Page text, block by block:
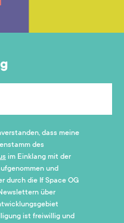
dass meine
des
im Einklang mit der
und
durch die If Space OG
über
ist freiwillig und